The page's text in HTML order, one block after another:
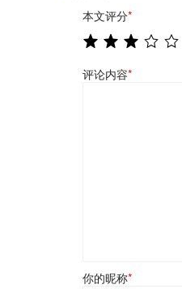
本文评分*
评论内容*
你的昵称*